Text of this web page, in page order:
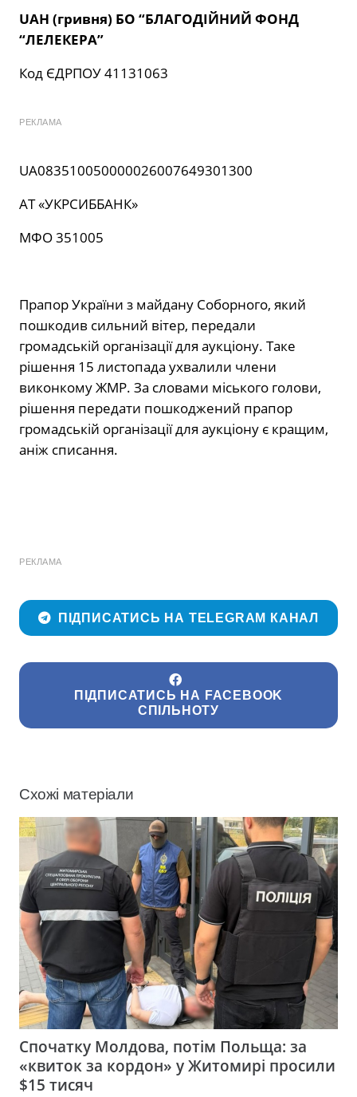
UAH (гривня) БО “БЛАГОДІЙНИЙ ФОНД
“ЛЕЛЕКЕРА”
Код ЄДРПОУ 41131063
РЕКЛАМА
UA083510050000026007649301300
АТ «УКРСИББАНК»
МФО 351005
Прапор України з майдану Соборного, який
пошкодив сильний вітер, передали
громадській організації для аукціону. Таке
рішення 15 листопада ухвалили члени
виконкому ЖМР. За словами міського голови,
рішення передати пошкоджений прапор
громадській організації для аукціону є кращим,
аніж списання.
РЕКЛАМА
ПІДПИСАТИСЬ НА TELEGRAM КАНАЛ
ПІДПИСАТИСЬ НА FACEBOOK
СПІЛЬНОТУ
Схожі матеріали
Спочатку Молдова, потім Польща: за
«квиток за кордон» у Житомирі просили
$15 тисяч